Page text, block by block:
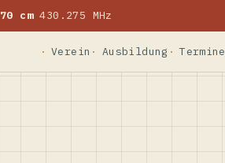
70 cm430.275 MHz
Verein Ausbildung Termine